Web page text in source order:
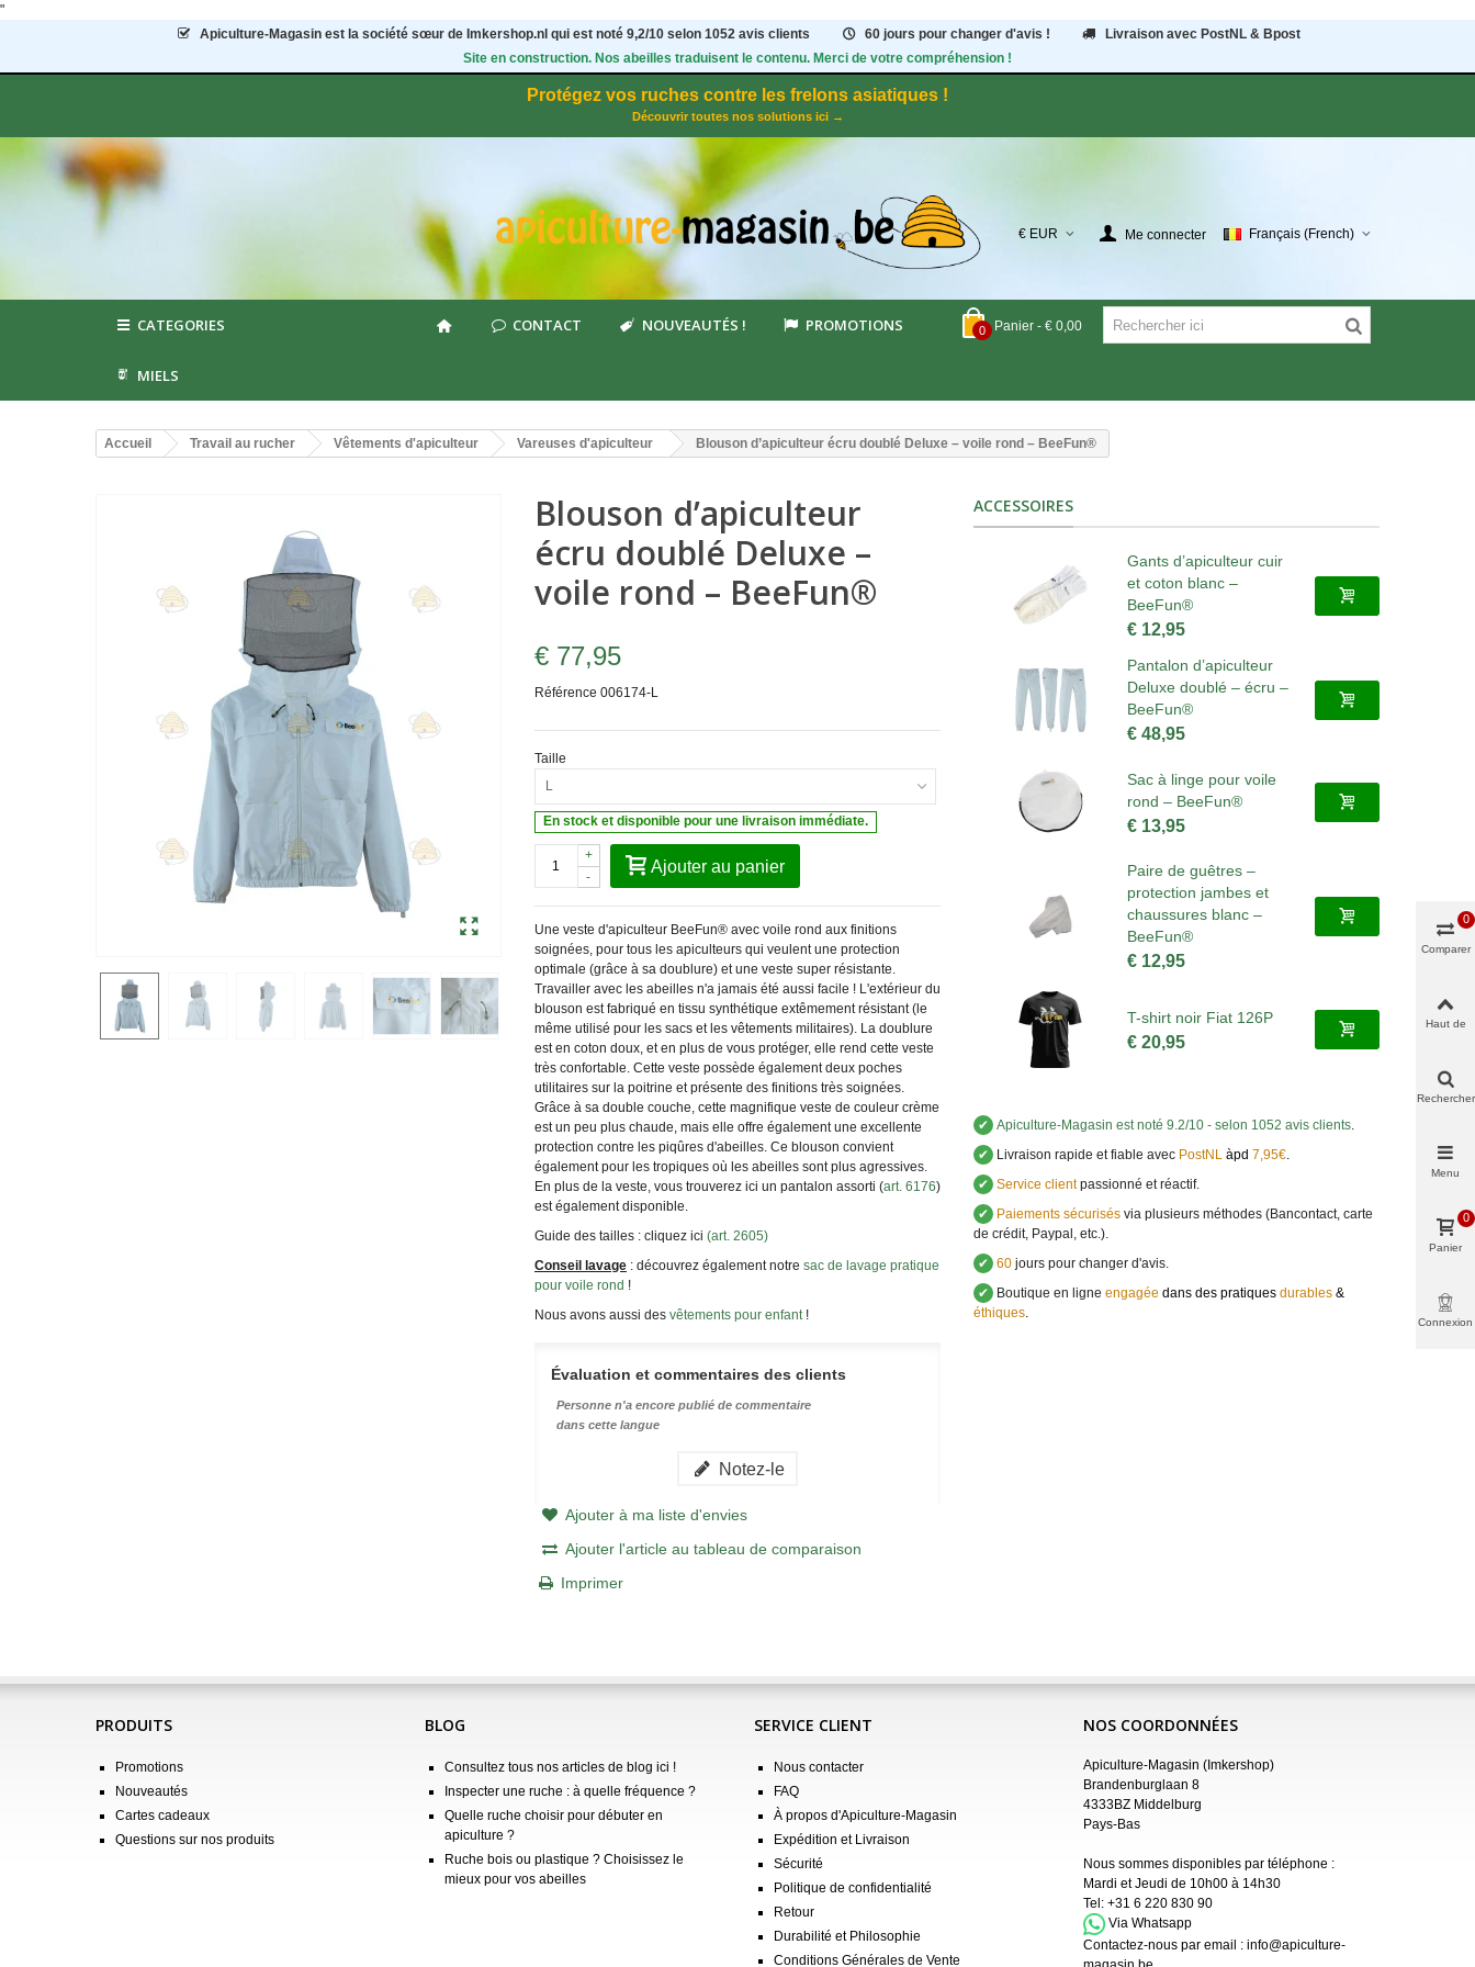
"
Apiculture-Magasin est la société sœur de Imkershop.nl qui est noté 9,2/10 selon 1052avis clients 60 jours pour changer d'avis !
Livraison avec PostNL & Bpost
Site en construction. Nos abeilles traduisent le contenu. Merci de votre compréhension !
Protégez vos ruches contre les frelons asiatiques !
Découvrir toutes nos solutions ici →
€ EUR Me connecter Français (French)
0 Panier - € 0,00
CATEGORIES CONTACT NOUVEAUTÉS ! PROMOTIONS
MIELS
Accueil Travail au rucher Vêtements d'apiculteur Vareuses d'apiculteur Blouson d’apiculteur écru doublé Deluxe – voile rond – BeeFun®
Blouson d’apiculteur
écru doublé Deluxe –
voile rond – BeeFun®
€ 77,95
Référence 006174-L
Taille
L
En stock et disponible pour une livraison immédiate.
-
+
Ajouter au panier
Une veste d'apiculteur BeeFun® avec voile rond aux finitions
soignées, pour tous les apiculteurs qui veulent une protection
optimale (grâce à sa doublure) et une veste super résistante.
Travailler avec les abeilles n'a jamais été aussi facile ! L'extérieur du
blouson est fabriqué en tissu synthétique extêmement résistant (le
même utilisé pour les sacs et les vêtements militaires). La doublure
est en coton doux, et en plus de vous protéger, elle rend cette veste
très confortable. Cette veste possède également deux poches
utilitaires sur la poitrine et présente des finitions très soignées.
Grâce à sa double couche, cette magnifique veste de couleur crème
est un peu plus chaude, mais elle offre également une excellente
protection contre les piqûres d'abeilles. Ce blouson convient
également pour les tropiques où les abeilles sont plus agressives.
En plus de la veste, vous trouverez ici un pantalon assorti (art. 6176)
est également disponible.
Guide des tailles : cliquez ici (art. 2605)
Conseil lavage: découvrez également notre sac de lavage pratique
pour voile rond !
Nous avons aussi des vêtements pour enfant!
Évaluation et commentaires des clients
Personne n'a encore publié de commentaire
dans cette langue
Notez-le
Ajouter à ma liste d'envies
Ajouter l'article au tableau de comparaison
Imprimer
ACCESSOIRES
Gants d’apiculteur cuir
et coton blanc –
BeeFun®
€ 12,95
Pantalon d’apiculteur
Deluxe doublé – écru –
BeeFun®
€ 48,95
Sac à linge pour voile
rond – BeeFun®
€ 13,95
Paire de guêtres –
protection jambes et
chaussures blanc –
BeeFun®
€ 12,95
T-shirt noir Fiat 126P
€ 20,95
✔ Apiculture-Magasin est noté 9.2/10 - selon 1052 avis clients.
✔ Livraison rapide et fiable avecPostNL àpd 7,95€.
✔ Service clientpassionné et réactif.
✔ Paiements sécurisésvia plusieurs méthodes (Bancontact, carte
de crédit, Paypal, etc.).
✔ 60jours pour changer d'avis.
✔ Boutique en ligne engagée dans des pratiques durables&
éthiques.
PRODUITS
Promotions
Nouveautés
Cartes cadeaux
Questions sur nos produits
BLOG
Consultez tous nos articles de blog ici !
Inspecter une ruche : à quelle fréquence ?
Quelle ruche choisir pour débuter en
apiculture ?
Ruche bois ou plastique ? Choisissez le
mieux pour vos abeilles
SERVICE CLIENT
Nous contacter
FAQ
À propos d'Apiculture-Magasin
Expédition et Livraison
Sécurité
Politique de confidentialité
Retour
Durabilité et Philosophie
Conditions Générales de Vente
NOS COORDONNÉES
Apiculture-Magasin (Imkershop)
Brandenburglaan 8
4333BZ Middelburg
Pays-Bas
Nous sommes disponibles par téléphone :
Mardi et Jeudi de 10h00 à 14h30
Tel: +31 6 220 830 90
Via Whatsapp
Contactez-nous par email : info@apiculture-
Comparer
0
Haut de
Rechercher
Menu
Panier
0
Connexion